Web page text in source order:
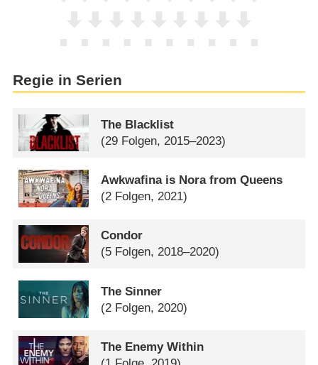
Regie in Serien
The Blacklist
(29 Folgen, 2015–2023)
Awkwafina is Nora from Queens
(2 Folgen, 2021)
Condor
(5 Folgen, 2018–2020)
The Sinner
(2 Folgen, 2020)
The Enemy Within